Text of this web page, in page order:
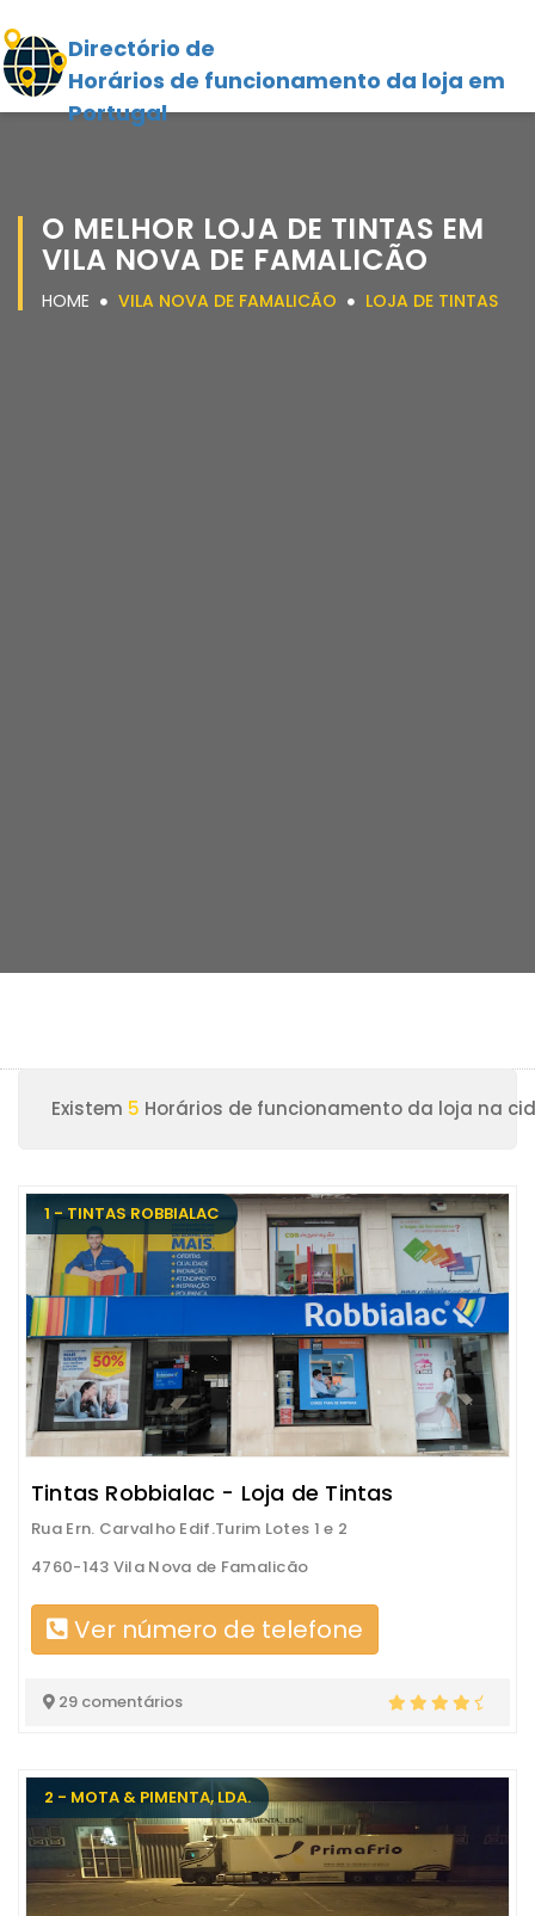
Directório de
Horários de funcionamento da loja em
Portugal
O MELHOR LOJA DE TINTAS EM
VILA NOVA DE FAMALICÃO
HOME VILA NOVA DE FAMALICÃO LOJA DE TINTAS
Existem 5 Horários de funcionamento da loja na
1 - TINTAS ROBBIALAC
Tintas Robbialac - Loja de Tintas
Rua Ern. Carvalho Edif.Turim Lotes 1 e 2
4760-143 Vila Nova de Famalicão
Ver número de telefone
29 comentários
2 - MOTA & PIMENTA, LDA.